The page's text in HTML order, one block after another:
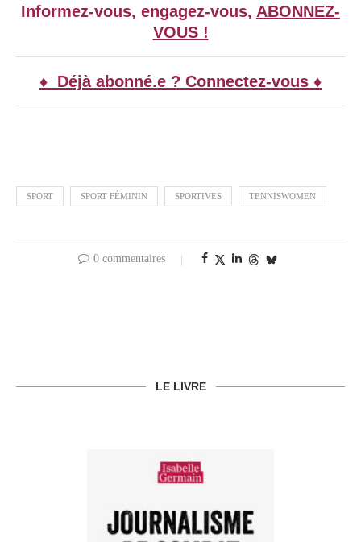
Informez-vous, engagez-vous, ABONNEZ-
VOUS !
♦ Déjà abonné.e ? Connectez-vous ♦
SPORT SPORT FÉMININ SPORTIVES TENNISWOMEN
0 commentaires
LE LIVRE